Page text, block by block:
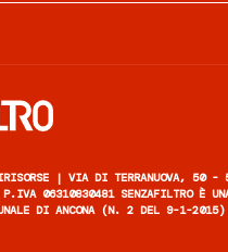
| VIA DI TERRANUOVA, 50 -
06310830481 SENZAFILTRO È
DI ANCONA (N. 2 DEL 9-1-2015)